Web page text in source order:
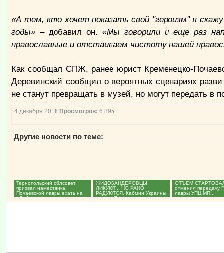
«А тем, кто хочет показать свой "героизм" я
годы» – добавил он. «Мы говорили и еще раз
православные и отстаиваем чистоту нашей
Как сообщал СПЖ, ранее юрист Кременецко-
Деревинский сообщил о вероятных сценариях
не станут превращать в музей, но могут передать в
4 декабря 2018 Просмотров: 6 895
Другие новости по теме:
Тернопольский облсовет
призвал наместника
Почаевской лавры ехать на
«Собор»...
ЖИДОБАНДЕРОВЦЫ
ЛИКУЮТ... НО РАНО
РАДУЮТСЯ. Кабмин Украины
вернул Почаевскую лавру
госзаповеднику,...
ОТЪЁМ
отменил передачу
лавры УПЦ МП...